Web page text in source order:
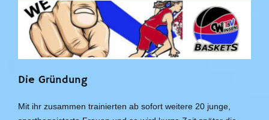
Die Gründung
Mit ihr zusammen trainierten ab sofort weitere 20 junge,